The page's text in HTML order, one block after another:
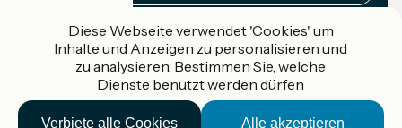
Adresse
Gefördert im Rahmen von Destination France
Diese Webseite verwendet 'Cookies' um
Inhalte und Anzeigen zu personalisieren und
zu analysieren. Bestimmen Sie, welche
Dienste benutzt werden dürfen
Alle akzeptieren
Verbiete alle Cookies